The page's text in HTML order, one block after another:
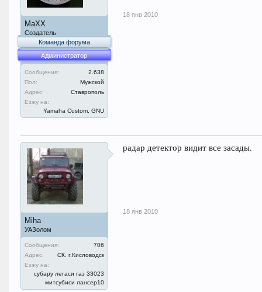
MaXX
Создатель
Команда форума
Администратор
Сообщения:
2.638
Пол:
Мужской
Адрес:
Ставрополь
Езжу на:
Yamaha Custom, GNU
18 янв 2010
Miha
УАЗолом
Сообщения:
706
Адрес:
СК. г.Кисловодск
Езжу на:
субару легаси газ 33023
митсубиси лансер10
радар детектор видит все засады.
18 янв 2010